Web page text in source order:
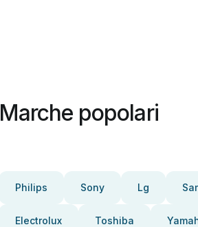
Marche popolari
Philips Sony Lg
Electrolux Toshiba